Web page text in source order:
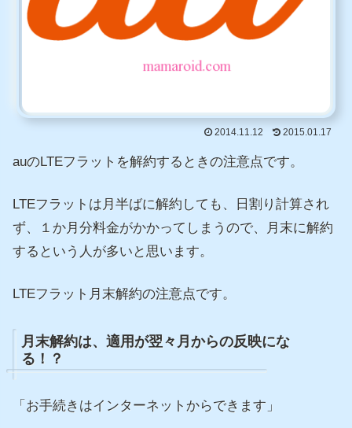
2014.11.12 2015.01.17
auのLTEフラットを解約するときの注意点です。
LTEフラットは月半ばに解約しても、日割り計算され
ず、１か月分料金がかかってしまうので、月末に解約
するという人が多いと思います。
LTEフラット月末解約の注意点です。
月末解約は、適用が翌々月からの反映にな
る！？
「お手続きはインターネットからできます」